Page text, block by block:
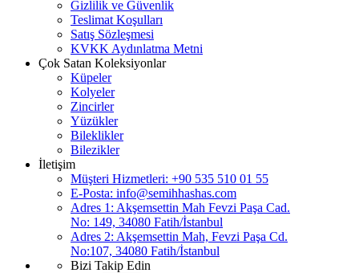
Gizlilik ve Güvenlik
Teslimat Koşulları
Satış Sözleşmesi
KVKK Aydınlatma Metni
Çok Satan Koleksiyonlar
Küpeler
Kolyeler
Zincirler
Yüzükler
Bileklikler
Bilezikler
İletişim
Müşteri Hizmetleri: +90 535 510 01 55
E-Posta: info@semihhashas.com
Adres 1: Akşemsettin Mah Fevzi Paşa Cad.
No: 149, 34080 Fatih/İstanbul
Adres 2: Akşemsettin Mah, Fevzi Paşa Cd.
No:107, 34080 Fatih/İstanbul
Bizi Takip Edin